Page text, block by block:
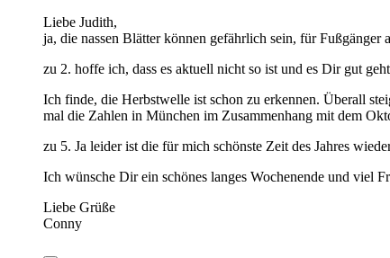
Liebe Judith,
ja, die nassen Blätter können gefährlich sein, für Fußgänger
zu 2. hoffe ich, dass es aktuell nicht so ist und es Dir gut
Ich finde, die Herbstwelle ist schon zu erkennen. Überall
mal die Zahlen in München im Zusammenhang mit dem
zu 5. Ja leider ist die für mich schönste Zeit des Jahres
Ich wünsche Dir ein schönes langes Wochenende und viel
Liebe Grüße
Conny